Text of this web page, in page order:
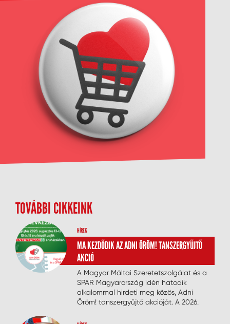
TOVÁBBI CIKKEINK
HÍREK
MA KEZDŐDIK AZ ADNI ÖRÖM! TANSZERGYŰJTŐ
AKCIÓ
A Magyar Máltai Szeretetszolgálat és a
SPAR Magyarország idén hatodik
alkalommal hirdeti meg közös, Adni
Öröm! tanszergyűjtő akcióját. A 2026.
személyes gyűjtés célja, hogy minél